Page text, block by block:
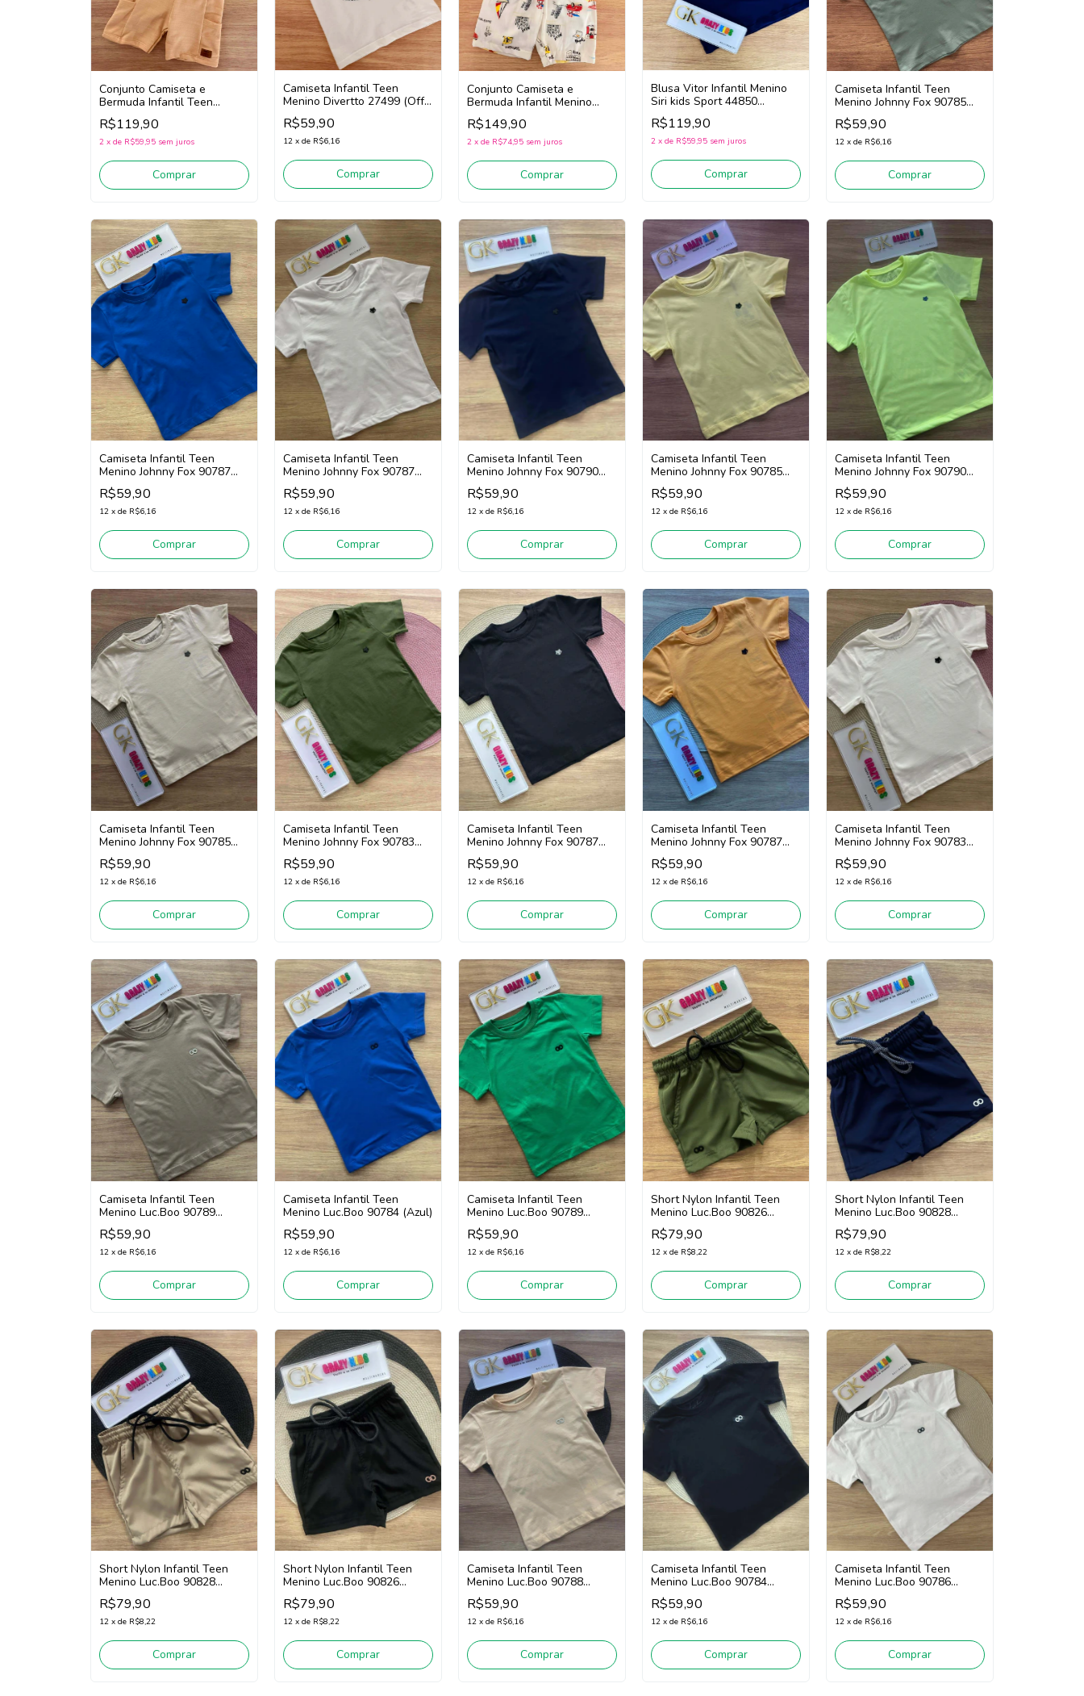
Conjunto Camiseta e
Bermuda Infantil Teen
Menino Divertto 27531 (Off
White/Bege)
R$119,90
2 x de R$59,95 sem juros
Comprar
Camiseta Infantil Teen
Menino Divertto 27499 (Off
White)
R$59,90
12 x de R$6,16
Comprar
Conjunto Camiseta e
Bermuda Infantil Menino
Bimbi Ga835
(Vermelho/Bege Claro)
R$149,90
2 x de R$74,95 sem juros
Comprar
Blusa Vitor Infantil Menino
Siri kids Sport 44850
(Marinho)
R$119,90
2 x de R$59,95 sem juros
Comprar
Camiseta Infantil Teen
Menino Johnny Fox 90785
(Verde)
R$59,90
12 x de R$6,16
Comprar
Camiseta Infantil Teen
Menino Johnny Fox 90787
(Azul)
R$59,90
12 x de R$6,16
Comprar
Camiseta Infantil Teen
Menino Johnny Fox 90787
(Branco)
R$59,90
12 x de R$6,16
Comprar
Camiseta Infantil Teen
Menino Johnny Fox 90790
(Marinho)
R$59,90
12 x de R$6,16
Comprar
Camiseta Infantil Teen
Menino Johnny Fox 90785
(Amarelo Claro)
R$59,90
12 x de R$6,16
Comprar
Camiseta Infantil Teen
Menino Johnny Fox 90790
(Verde Neon)
R$59,90
12 x de R$6,16
Comprar
Camiseta Infantil Teen
Menino Johnny Fox 90785
(Bege Claro)
R$59,90
12 x de R$6,16
Comprar
Camiseta Infantil Teen
Menino Johnny Fox 90783
(Verde Escuro)
R$59,90
12 x de R$6,16
Comprar
Camiseta Infantil Teen
Menino Johnny Fox 90787
(Preto)
R$59,90
12 x de R$6,16
Comprar
Camiseta Infantil Teen
Menino Johnny Fox 90787
(Laranja)
R$59,90
12 x de R$6,16
Comprar
Camiseta Infantil Teen
Menino Johnny Fox 90783
(Off White)
R$59,90
12 x de R$6,16
Comprar
Camiseta Infantil Teen
Menino Luc.Boo 90789
(Cáqui)
R$59,90
12 x de R$6,16
Comprar
Camiseta Infantil Teen
Menino Luc.Boo 90784 (Azul)
R$59,90
12 x de R$6,16
Comprar
Camiseta Infantil Teen
Menino Luc.Boo 90789
(Verde)
R$59,90
12 x de R$6,16
Comprar
Short Nylon Infantil Teen
Menino Luc.Boo 90826
(Verde)
R$79,90
12 x de R$8,22
Comprar
Short Nylon Infantil Teen
Menino Luc.Boo 90828
(Marinho)
R$79,90
12 x de R$8,22
Comprar
Short Nylon Infantil Teen
Menino Luc.Boo 90828
(Bege)
R$79,90
12 x de R$8,22
Comprar
Short Nylon Infantil Teen
Menino Luc.Boo 90826
(Preto)
R$79,90
12 x de R$8,22
Comprar
Camiseta Infantil Teen
Menino Luc.Boo 90788
(Laranja Claro)
R$59,90
12 x de R$6,16
Comprar
Camiseta Infantil Teen
Menino Luc.Boo 90784
(Preto)
R$59,90
12 x de R$6,16
Comprar
Camiseta Infantil Teen
Menino Luc.Boo 90786
(Branco)
R$59,90
12 x de R$6,16
Comprar